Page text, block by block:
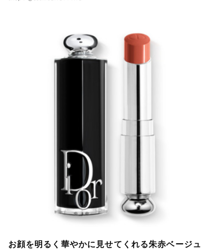
お顔を明るく華やかに見せてくれる朱赤ベージュ